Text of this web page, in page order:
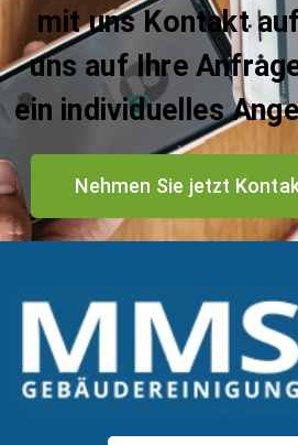
mit uns Kontakt
uns auf Ihre
ein individuelles
Nehmen Sie jetzt